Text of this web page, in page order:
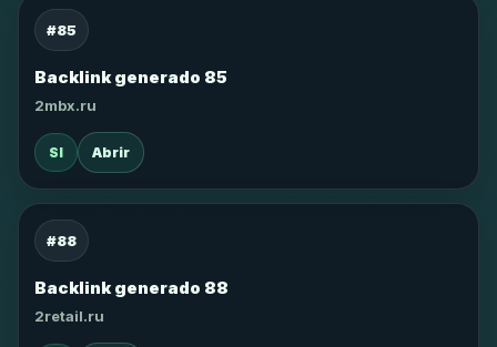
#85
Backlink generado 85
2mbx.ru
SI Abrir
#88
Backlink generado 88
2retail.ru